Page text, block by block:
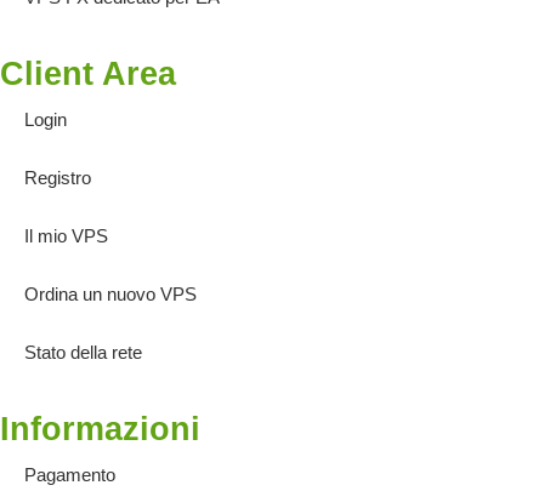
Client Area
Login
Registro
Il mio VPS
Ordina un nuovo VPS
Stato della rete
Informazioni
Pagamento